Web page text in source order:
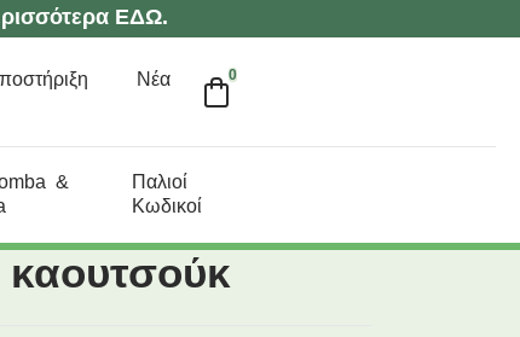
ΕΔΩ.
Νέα 0
&
Παλιοί
Κωδικοί